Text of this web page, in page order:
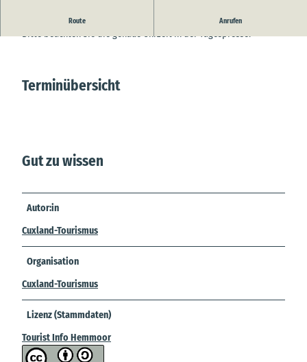
Route Anrufen
Schützenball mit Theaterstück bei Heini`s.
Bitte beachten Sie die genaue Uhrzeit in der Tagespresse!
Terminübersicht
Gut zu wissen
Autor:in
Cuxland-Tourismus
Organisation
Cuxland-Tourismus
Lizenz (Stammdaten)
Tourist Info Hemmoor